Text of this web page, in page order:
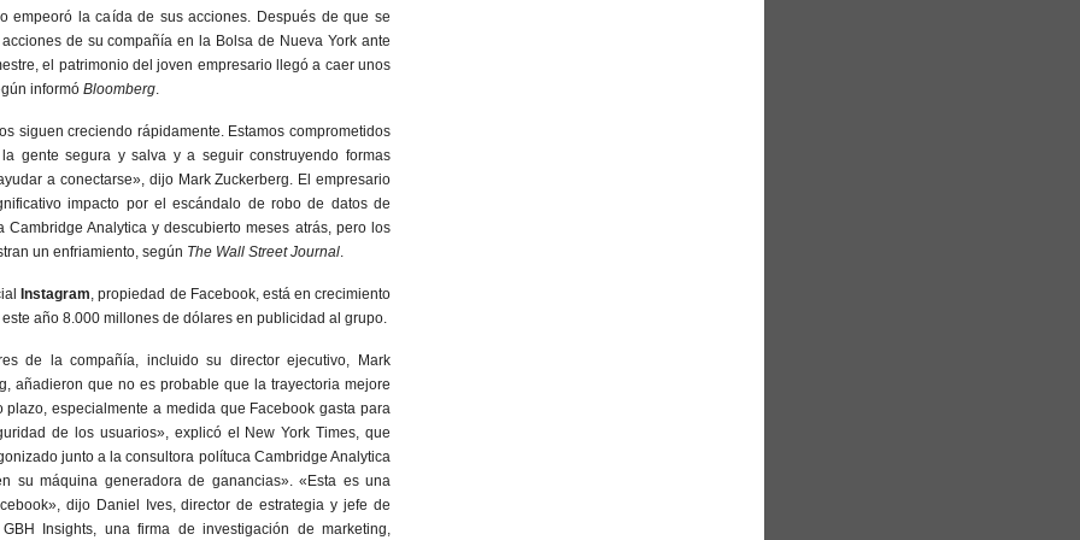
empeoró la caída de sus acciones. Después de que se
de su compañía en la Bolsa de Nueva York ante
el patrimonio del joven empresario llegó a caer unos
informó Bloomberg.
siguen creciendo rápidamente. Estamos comprometidos
gente segura y salva y a seguir construyendo formas
a conectarse», dijo Mark Zuckerberg. El empresario
impacto por el escándalo de robo de datos de
Analytica y descubierto meses atrás, pero los
un enfriamiento, según The Wall Street Journal.
Instagram, propiedad de Facebook, está en crecimiento
año 8.000 millones de dólares en publicidad al grupo.
de la compañía, incluido su director ejecutivo, Mark
añadieron que no es probable que la trayectoria mejore
plazo, especialmente a medida que Facebook gasta para
de los usuarios», explicó el New York Times, que
junto a la consultora polítuca Cambridge Analytica
su máquina generadora de ganancias». «Esta es una
dijo Daniel Ives, director de estrategia y jefe de
Insights, una firma de investigación de marketing,